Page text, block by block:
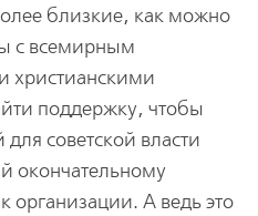
близкие, как можно
с всемирным
христианскими
поддержку, чтобы
советской власти
окончательному
организации. А ведь это